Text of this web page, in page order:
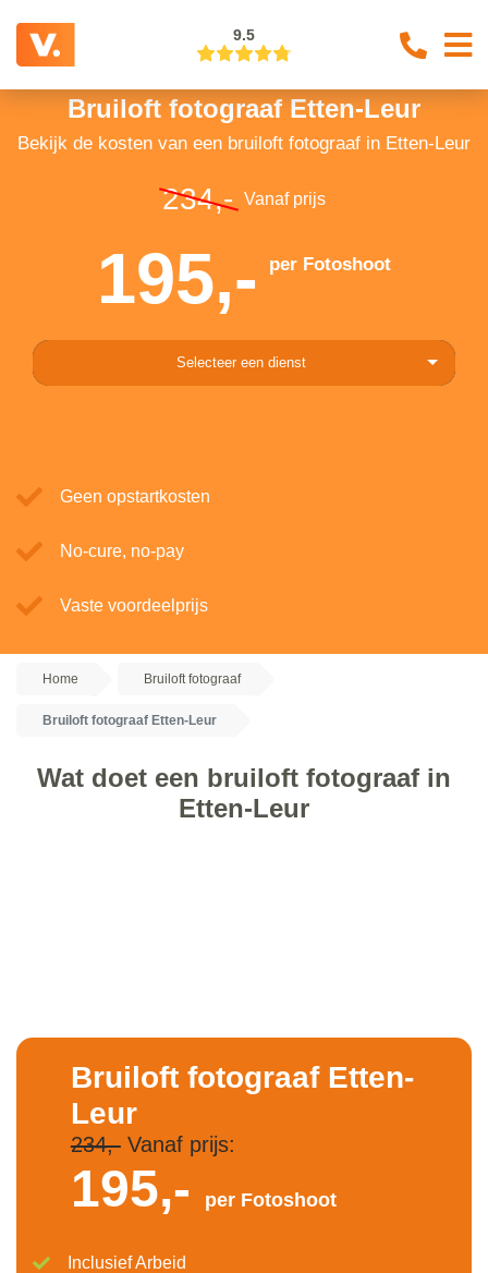
9.5
Bruiloft fotograaf Etten-Leur
Bekijk de kosten van een bruiloft fotograaf in Etten-Leur
234,- Vanaf prijs
195,- per Fotoshoot
Selecteer een dienst
Geen opstartkosten
No-cure, no-pay
Vaste voordeelprijs
Home Bruiloft fotograaf
Bruiloft fotograaf Etten-Leur
Wat doet een bruiloft fotograaf in
Etten-Leur
Bruiloft fotograaf Etten-
Leur
234,-Vanaf prijs:
195,- per Fotoshoot
Inclusief Arbeid